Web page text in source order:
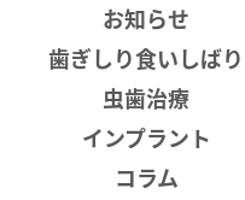
お知らせ
歯ぎしり食いしばり
虫歯治療
インプラント
コラム